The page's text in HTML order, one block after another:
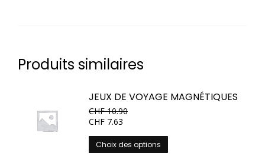
Produits similaires
JEUX DE VOYAGE MAGNÉTIQUES
CHF10.90
CHF 7.63
Choix des options
produit